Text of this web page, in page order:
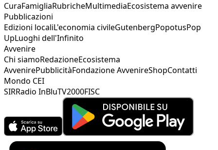
CuraFamigliaRubricheMultimediaEcosistema avvenire
Pubblicazioni
Edizioni localiL'economia civileGutenbergPopotusPop
UpLuoghi dell'Infinito
Avvenire
Chi siamoRedazioneEcosistema
AvvenirePubblicitàFondazione AvvenireShopContatti
Mondo CEI
SIRRadio InBluTV2000FISC